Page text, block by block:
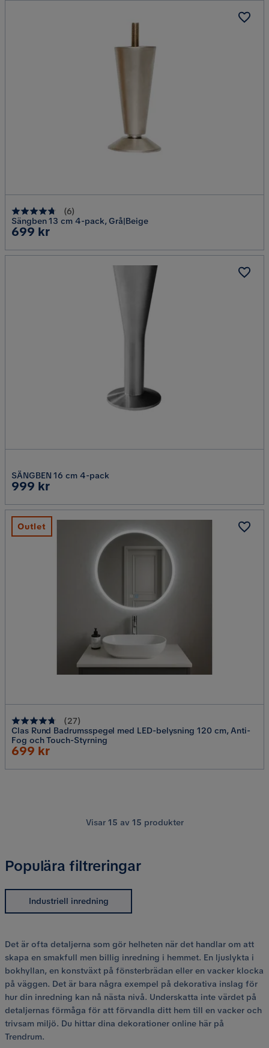
(6)
Sängben 13 cm 4-pack, Grå|Beige
Pris
699 kr
SÄNGBEN 16 cm 4-pack
Pris
999 kr
(27)
Clas Rund Badrumsspegel med LED-belysning 120 cm, Anti-
Fog och Touch-Styrning
Rabatterat
699 kr
Outlet
Visar 15 av 15 produkter
Populära filtreringar
Industriell inredning
Det är ofta detaljerna som gör helheten när det handlar om att
skapa en smakfull men billig inredning i hemmet. En ljuslykta i
bokhyllan, en konstväxt på fönsterbrädan eller en vacker klocka
på väggen. Det är bara några exempel på dekorativa inslag för
hur din inredning kan nå nästa nivå. Underskatta inte värdet på
detaljernas förmåga för att förvandla ditt hem till en vacker och
trivsam miljö. Du hittar dina dekorationer online här på
Trendrum.